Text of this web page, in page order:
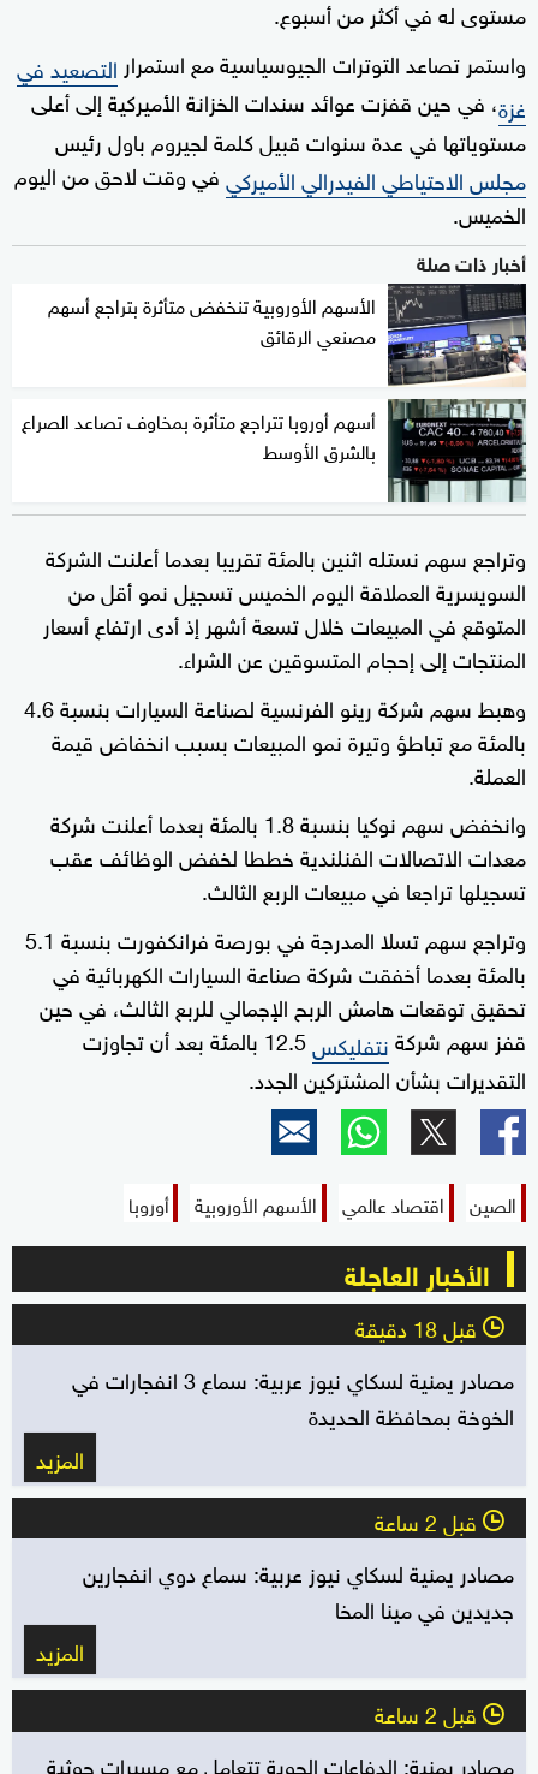
مستوى له في أكثر من أسبوع.
واستمر تصاعد التوترات الجيوسياسية مع استمرار التصعيد في
غزة، في حين قفزت عوائد سندات الخزانة الأميركية إلى أعلى
مستوياتها في عدة سنوات قبيل كلمة لجيروم باول رئيس
مجلس الاحتياطي الفيدرالي الأميركيفي وقت لاحق من اليوم
الخميس.
أخبار ذات صلة
الأسهم الأوروبية تنخفض متأثرة بتراجع أسهم
مصنعي الرقائق
أسهم أوروبا تتراجع متأثرة بمخاوف تصاعد الصراع
بالشرق الأوسط
وتراجع سهم نستله اثنين بالمئة تقريبا بعدما أعلنت الشركة
السويسرية العملاقة اليوم الخميس تسجيل نمو أقل من
المتوقع في المبيعات خلال تسعة أشهر إذ أدى ارتفاع أسعار
المنتجات إلى إحجام المتسوقين عن الشراء.
وهبط سهم شركة رينو الفرنسية لصناعة السيارات بنسبة 4.6
بالمئة مع تباطؤ وتيرة نمو المبيعات بسبب انخفاض قيمة
العملة.
وانخفض سهم نوكيا بنسبة 1.8 بالمئة بعدما أعلنت شركة
معدات الاتصالات الفنلندية خططا لخفض الوظائف عقب
تسجيلها تراجعا في مبيعات الربع الثالث.
وتراجع سهم تسلا المدرجة في بورصة فرانكفورت بنسبة 5.1
بالمئة بعدما أخفقت شركة صناعة السيارات الكهربائية في
تحقيق توقعات هامش الربح الإجمالي للربع الثالث، في حين
قفز سهم شركةنتفليكس
12.5 بالمئة​​ بعد أن تجاوزت
التقديرات بشأن المشتركين الجدد.
الصين اقتصاد عالمي الأسهم الأوروبية أوروبا
الأخبار العاجلة
l قبل 18 دقيقة
مصادر يمنية لسكاي نيوز عربية: سماع 3 انفجارات في
الخوخة بمحافظة الحديدة
المزيد
l قبل 2 ساعة
مصادر يمنية لسكاي نيوز عربية: سماع دوي انفجارين
جديدين في مينا المخا
المزيد
l قبل 2 ساعة
مصادر يمنية: الدفاعات الجوية تتعامل مع مسيرات حوثية